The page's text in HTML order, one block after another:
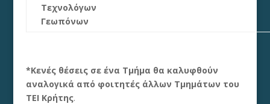
Τεχνολόγων
Γεωπόνων
*Κενές θέσεις σε ένα Τμήμα θα καλυφθούν
αναλογικά από φοιτητές άλλων Τμημάτων του
ΤΕΙ Κρήτης.